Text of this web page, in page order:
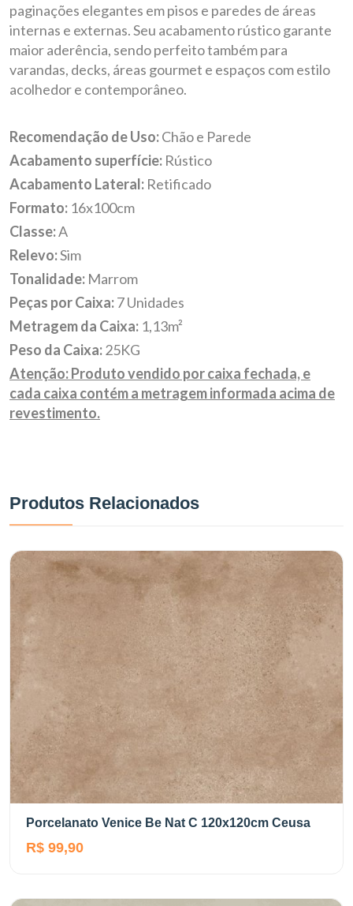
paginações elegantes em pisos e paredes de áreas
internas e externas. Seu acabamento rústico garante
maior aderência, sendo perfeito também para
varandas, decks, áreas gourmet e espaços com estilo
acolhedor e contemporâneo.
Recomendação de Uso:Chão e Parede
Acabamento superfície: Rústico
Acabamento Lateral: Retificado
Formato: 16x100cm
Classe:A
Relevo:Sim
Tonalidade: Marrom
Peças por Caixa:7 Unidades
Metragem da Caixa: 1,13m²
Peso da Caixa:25KG
Atenção: Produto vendido por caixa fechada, e
cada caixa contém a metragem informada acima de
revestimento.
Produtos Relacionados
Porcelanato Venice Be Nat C 120x120cm Ceusa
R$ 99,90